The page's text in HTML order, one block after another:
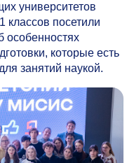
университетов
классов посетили
особенностях
которые есть
занятий наукой.